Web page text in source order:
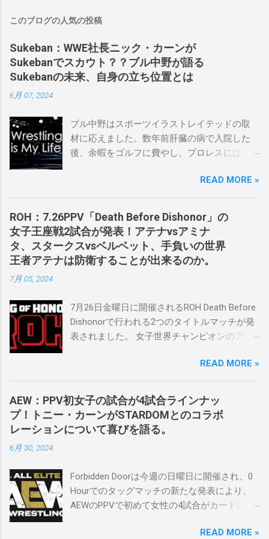
このブログの人気の投稿
Sukeban：WWE社長ニック・カーンが
Sukebanでスカウト？？ブル中野が語る
Sukebanの未来、自身の立ち位置とは
6月 07, 2024
ブル中野はスポーツイラストレイテッドの取
材に応えました。数年前肝臓の病で入院した
後、余暇をゴルフに費やし、プロレスにはス
ました。なお、新しいプロモーションは無限
の可能性に満ちており、先日WWEのニック・
カーン社長にスカウトされました。 「私は
2023年にスケバンのコミッショナーに任命さ
れました。スケバンの醍醐味は、日本独自の
文化の過去、現在、未来をリング上で見るこ
とができることです。何十年も前のスケバン
好きです。」 彼女は今、スケバンで重要な役
割を果たしています。 「今活躍している選手
をとても誇りに思い、応援しています。私の
ケバンのレスラーばかりです。私は彼らを私
の子供のように考えている」。 スケバンの最
新のショーは5月末に行われました。日本の女
子プロレスリーグがロサンゼルスでデビュー
し、5試合のカードが YouTube で公開されてい
野が見守る中、クラッシュ・ユウ選手を相手
にタイトル防衛に成功しました。 「スケバン
レスラーには無限の可能性を感じます。若く
スケバンがどこまで行くのか、コミッショナ
READ MORE »
ROH：7.26PPV「Death Before Dishonor」の
女子王座戦2試合が発表！アテナvsアミナ
タ、スタークスvsベルベット、手負いの世界
王者アテナは防衛することが出来るのか。
7月 05, 2024
7月26日金曜日に開催されるROH Death Before
Dishonorで行われる2つのタイトルマッチが発
表されました。 女子世界チャンピオンのアテ
を防衛することになりました。この試合は木
曜日のROHで発表されました。アテナは5月か
ら活動を休止しており、リング上での欠場は
ストーリー上の負傷が原因とされています。
女子世界チャンピオンは5月の最後の試合で怪
我の恐怖に苦しみましたが、それはストーリ
Dishonorでタイトルを防衛します。PPVでレッ
ド・ベルベッドを相手にROH Women's TV 王
座の防衛戦を行います。 木曜日の放送では、
READ MORE »
AEW：PPV初女子の試合が4試合ラインナッ
プ！トニー・カーンがSTARDOMとのコラボ
レーションについて喜びを語る。
6月 30, 2024
Forbidden Doorは今週の日曜日に開催され、0
Hourでのタッグマッチの新たな発表により、
AEWのPPVで初めて女性の4試合がカードに含
行われたメディアとの電話会議で、AEWのト
READ MORE »